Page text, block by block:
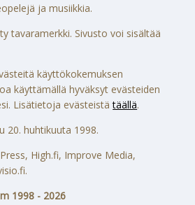
ja musiikkia.
tavaramerkki. Sivusto voi sisältää
käyttökokemuksen
käyttämällä hyväksyt evästeiden
Lisätietoja evästeistätäällä.
20. huhtikuuta 1998.
High.fi, Improve Media,
1998 - 2026